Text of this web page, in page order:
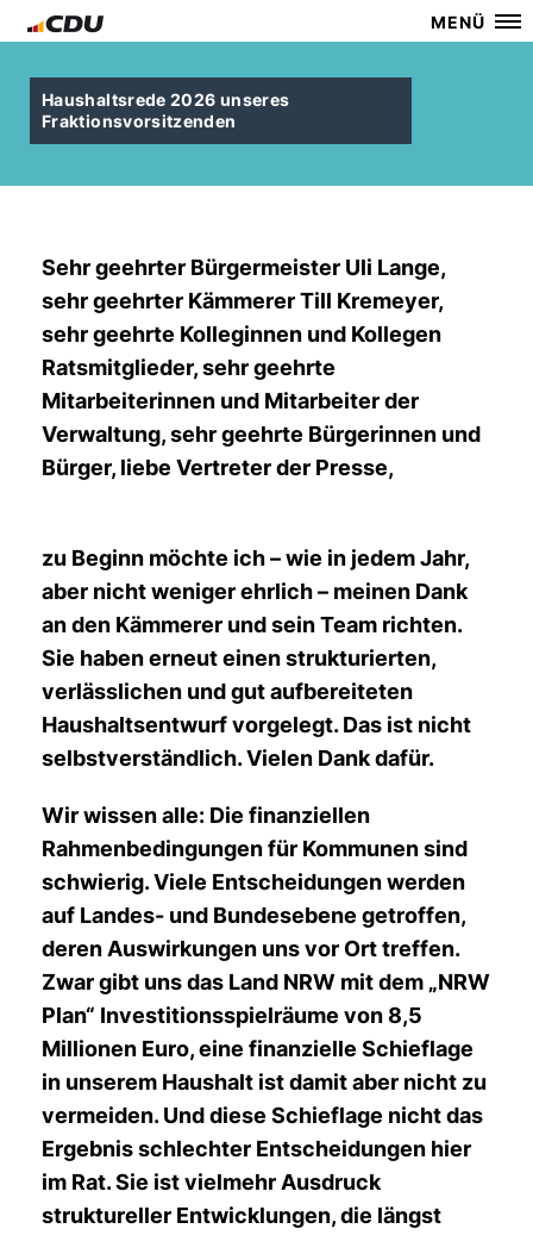
MENÜ
Haushaltsrede 2026 unseres
Fraktionsvorsitzenden
Sehr geehrter Bürgermeister Uli Lange,
sehr geehrter Kämmerer Till Kremeyer,
sehr geehrte Kolleginnen und Kollegen
Ratsmitglieder, sehr geehrte
Mitarbeiterinnen und Mitarbeiter der
Verwaltung, sehr geehrte Bürgerinnen und
Bürger, liebe Vertreter der Presse,
zu Beginn möchte ich – wie in jedem Jahr,
aber nicht weniger ehrlich – meinen Dank
an den Kämmerer und sein Team richten.
Sie haben erneut einen strukturierten,
verlässlichen und gut aufbereiteten
Haushaltsentwurf vorgelegt. Das ist nicht
selbstverständlich. Vielen Dank dafür.
Wir wissen alle: Die finanziellen
Rahmenbedingungen für Kommunen sind
schwierig. Viele Entscheidungen werden
auf Landes- und Bundesebene getroffen,
deren Auswirkungen uns vor Ort treffen.
Zwar gibt uns das Land NRW mit dem „NRW
Plan“ Investitionsspielräume von 8,5
Millionen Euro, eine finanzielle Schieflage
in unserem Haushalt ist damit aber nicht zu
vermeiden. Und diese Schieflage nicht das
Ergebnis schlechter Entscheidungen hier
im Rat. Sie ist vielmehr Ausdruck
struktureller Entwicklungen, die längst